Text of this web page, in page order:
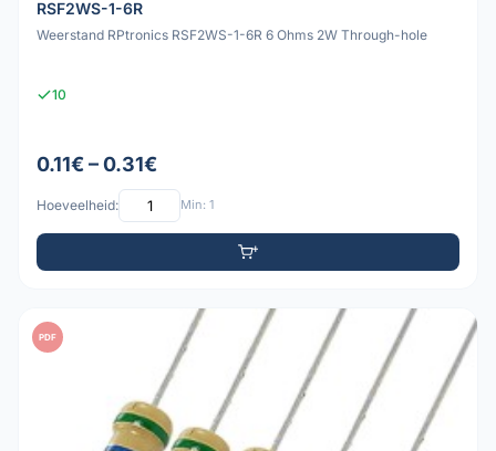
RSF2WS-1-6R
Weerstand RPtronics RSF2WS-1-6R 6 Ohms 2W Through-hole
10
0.11€ – 0.31€
Hoeveelheid: Min: 1
PDF